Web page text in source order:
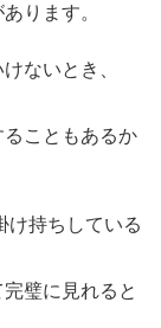
ります。
ないとき、
こともあるか
け持ちしている
璧に見れると